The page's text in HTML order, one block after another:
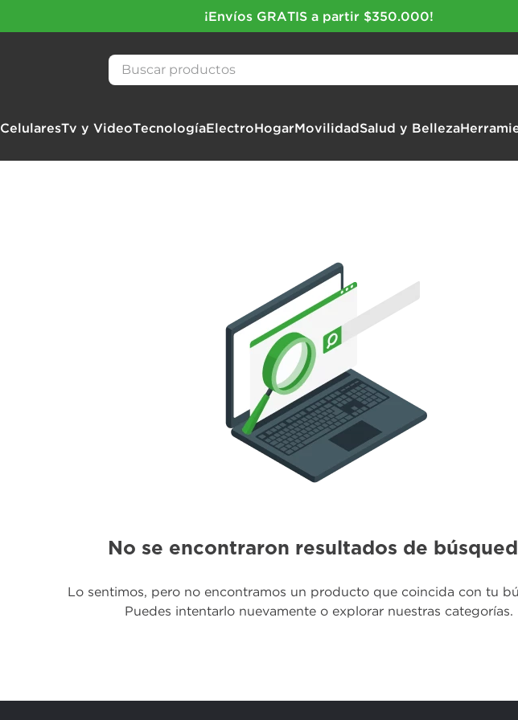
¡Envíos GRATIS a partir $350.000!
Buscar productos
CelularesTv y VideoTecnologíaElectroHogarMovilidadSalud y Belleza
No se encontraron resultados de
Lo sentimos, pero no encontramos un producto que coincida con tu
Puedes intentarlo nuevamente o explorar nuestras categorías.